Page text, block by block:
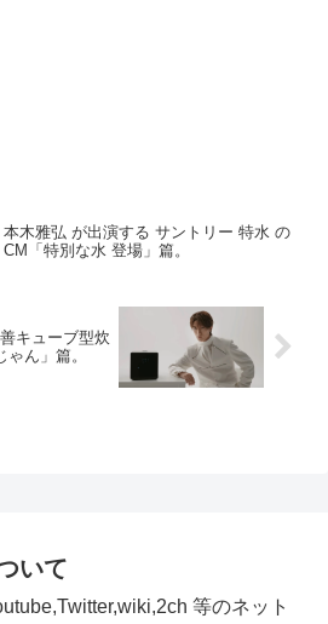
本木雅弘 が出演する サントリー 特水 の
CM「特別な水 登場」篇。
キューブ型炊
ん」篇。
いて
等のネット